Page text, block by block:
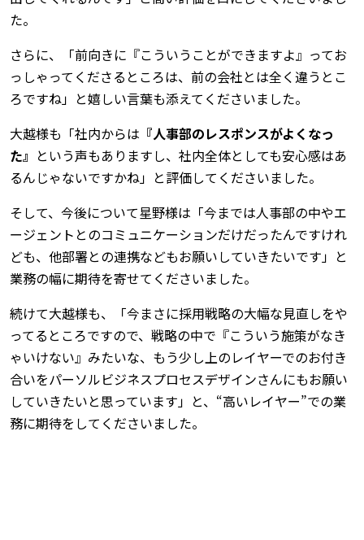
た。
さらに、「前向きに『こういうことができますよ』ってお
っしゃってくださるところは、前の会社とは全く違うとこ
ろですね」と嬉しい言葉も添えてくださいました。
大越様も「社内からは 『人事部のレスポンスがよくなっ
た』 という声もありますし、社内全体としても安心感はあ
るんじゃないですかね」と評価してくださいました。
そして、今後について星野様は「今までは人事部の中やエ
ージェントとのコミュニケーションだけだったんですけれ
ども、他部署との連携などもお願いしていきたいです」と
業務の幅に期待を寄せてくださいました。
続けて大越様も、「今まさに採用戦略の大幅な見直しをや
ってるところですので、戦略の中で『こういう施策がなき
ゃいけない』みたいな、もう少し上のレイヤーでのお付き
合いをパーソルビジネスプロセスデザインさんにもお願い
していきたいと思っています」と、“高いレイヤー”での業
務に期待をしてくださいました。